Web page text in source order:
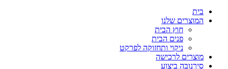
בית
המוצרים שלנו
חוץ הבית
פנים הבית
ניקוי ותחזוקה לפרקט
מוצרים לרכישה
סירנובה ביצוע